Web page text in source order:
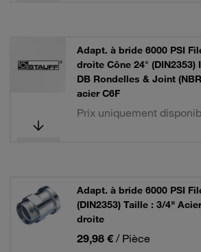
Adapt. à bride 6000 PSI
droite Cône 24° (DIN2353)
DB Rondelles & Joint
acier C6F
Prix uniquement
Adapt. à bride 6000 PSI
(DIN2353) Taille : 3/4"
droite
29,98 € / Pièce